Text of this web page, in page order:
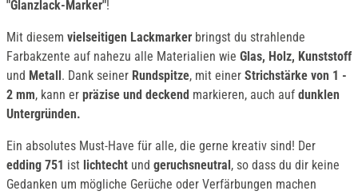
"Glanzlack-Marker"!
Mit diesem vielseitigen Lackmarker bringst du strahlende
Farbakzente auf nahezu alle Materialien wie Glas, Holz, Kunststoff
und Metall. Dank seiner Rundspitze, mit einer Strichstärke von 1 -
2 mm, kann er präzise und deckend markieren, auch auf dunklen
Untergründen.
Ein absolutes Must-Have für alle, die gerne kreativ sind! Der
edding 751 ist lichtecht und geruchsneutral, so dass du dir keine
Gedanken um mögliche Gerüche oder Verfärbungen machen